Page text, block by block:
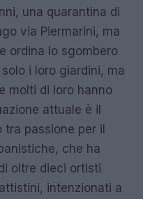
una quarantina di
via Piermarini, ma
ordina lo sgombero
i loro giardini, ma
molti di loro hanno
attuale è il
passione per il
che ha
oltre dieci ortisti
intenzionati a